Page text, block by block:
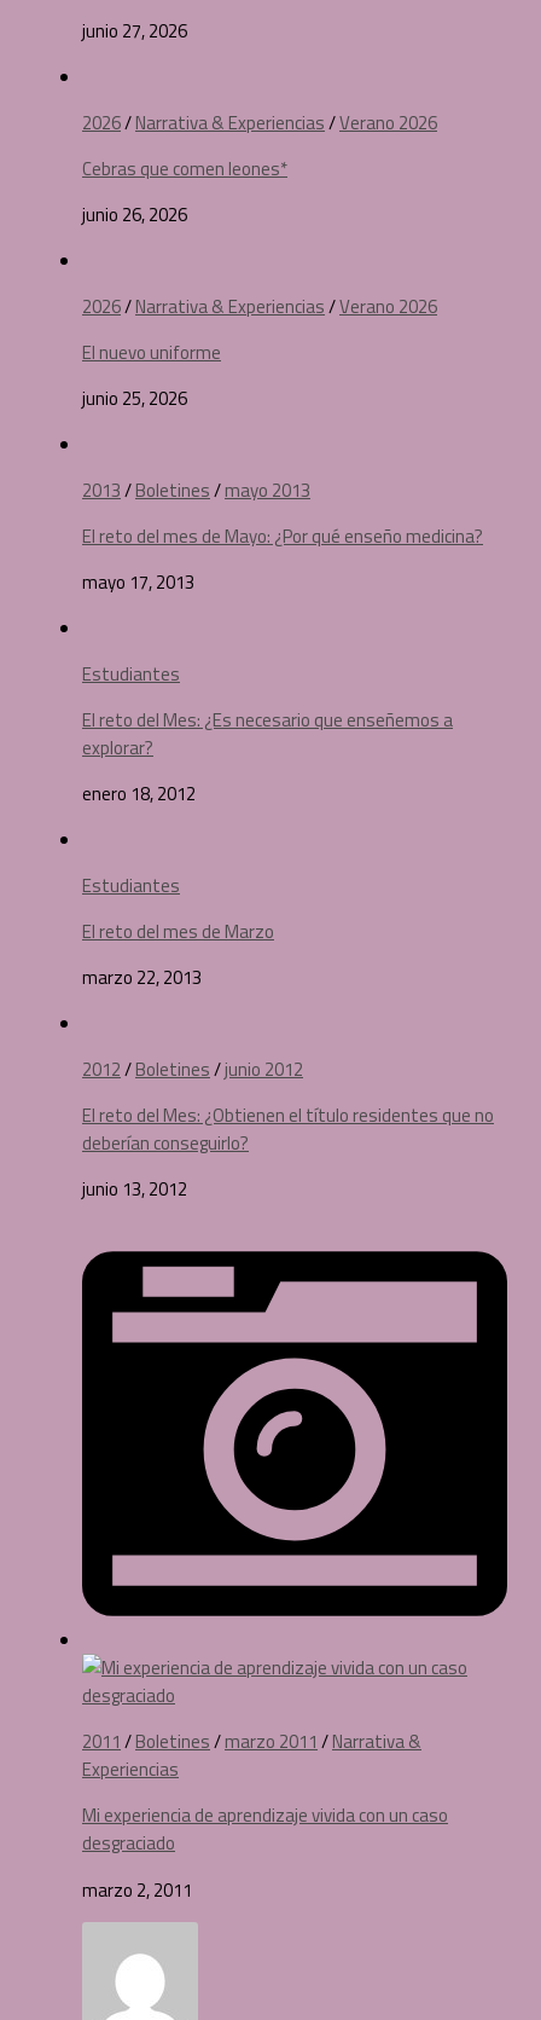
junio 27, 2026
2026/Narrativa & Experiencias/Verano 2026
Cebras que comen leones*
junio 26, 2026
2026/Narrativa & Experiencias/Verano 2026
El nuevo uniforme
junio 25, 2026
2013/Boletines/mayo 2013
El reto del mes de Mayo: ¿Por qué enseño medicina?
mayo 17, 2013
Estudiantes
El reto del Mes: ¿Es necesario que enseñemos a
explorar?
enero 18, 2012
Estudiantes
El reto del mes de Marzo
marzo 22, 2013
2012/Boletines/junio 2012
El reto del Mes: ¿Obtienen el título residentes que no
deberían conseguirlo?
junio 13, 2012
2011 /Boletines/marzo 2011 /Narrativa &
Experiencias
Mi experiencia de aprendizaje vivida con un caso
desgraciado
marzo 2, 2011